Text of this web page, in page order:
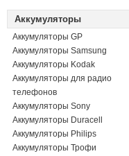
Аккумуляторы
Аккумуляторы GP
Аккумуляторы Samsung
Аккумуляторы Kodak
Аккумуляторы для радио
телефонов
Аккумуляторы Sony
Аккумуляторы Duracell
Аккумуляторы Philips
Аккумуляторы Трофи